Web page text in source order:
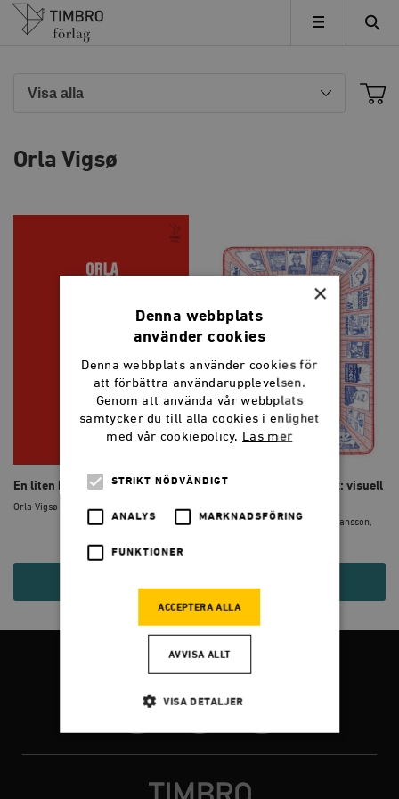
Timbro
MENY
Orla Vigsø
En liten bok om satir
Orla Vigsø
Skryt, smicker och bråk: visuell
Bengt Johansson, Nicklas Håkansson,
×
Denna webbplats
använder cookies
Denna webbplats använder cookies för
att förbättra användarupplevelsen.
Genom att använda vår webbplats
samtycker du till alla cookies i enlighet
med vår cookiepolicy. Läs mer
STRIKT NÖDVÄNDIGT
ANALYS MARKNADSFÖRING
FUNKTIONER
ACCEPTERA ALLA
AVVISA ALLT
VISA DETALJER
Marknadsföring Funktioner